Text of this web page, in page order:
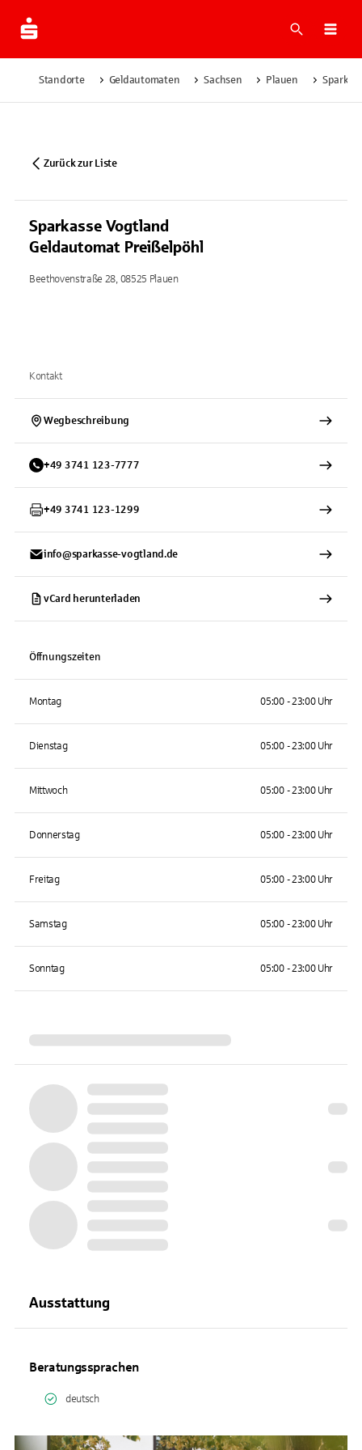
Suche
Standorte Geldautomaten Sachsen Plauen
Zurück zur Liste
Sparkasse Vogtland
Geldautomat Preißelpöhl
Beethovenstraße 28, 08525 Plauen
Kontakt
Wegbeschreibung
+49 3741 123-7777
+49 3741 123-1299
info@sparkasse-vogtland.de
vCard herunterladen
Öffnungszeiten
Montag 05:00 - 23:00 Uhr
Dienstag 05:00 - 23:00 Uhr
Mittwoch 05:00 - 23:00 Uhr
Donnerstag 05:00 - 23:00 Uhr
Freitag 05:00 - 23:00 Uhr
Samstag 05:00 - 23:00 Uhr
Sonntag 05:00 - 23:00 Uhr
Ausstattung
Beratungssprachen
deutsch